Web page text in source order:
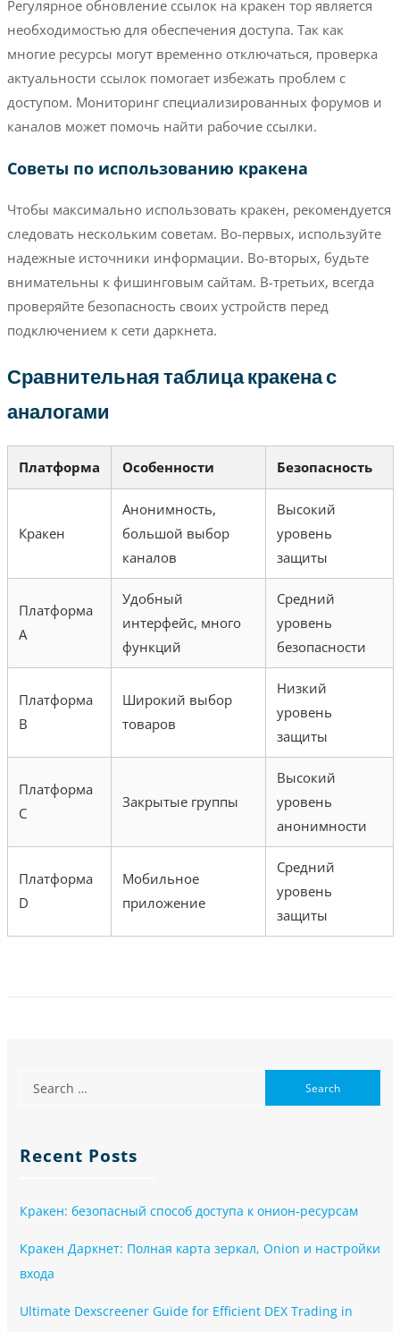
Регулярное обновление ссылок на кракен тор является
необходимостью для обеспечения доступа. Так как
многие ресурсы могут временно отключаться, проверка
актуальности ссылок помогает избежать проблем с
доступом. Мониторинг специализированных форумов и
каналов может помочь найти рабочие ссылки.
Советы по использованию кракена
Чтобы максимально использовать кракен, рекомендуется
следовать нескольким советам. Во-первых, используйте
надежные источники информации. Во-вторых, будьте
внимательны к фишинговым сайтам. В-третьих, всегда
проверяйте безопасность своих устройств перед
подключением к сети даркнета.
Сравнительная таблица кракена с
аналогами
Платформа Особенности Безопасность
Кракен
Анонимность,
большой выбор
каналов
Высокий
уровень
защиты
Платформа
A
Удобный
интерфейс, много
функций
Средний
уровень
безопасности
Платформа
B
Широкий выбор
товаров
Низкий
уровень
защиты
Платформа
C
Закрытые группы
Высокий
уровень
анонимности
Платформа
D
Мобильное
приложение
Средний
уровень
защиты
Recent Posts
Кракен: безопасный способ доступа к онион-ресурсам
Кракен Даркнет: Полная карта зеркал, Onion и настройки
входа
Ultimate Dexscreener Guide for Efficient DEX Trading in